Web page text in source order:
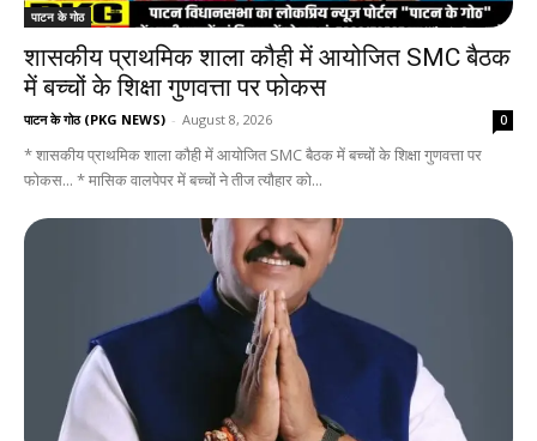
पाटन के गोठ
शासकीय प्राथमिक शाला कौही में आयोजित SMC बैठक
में बच्चों के शिक्षा गुणवत्ता पर फोकस
पाटन के गोठ (PKG NEWS) - August 8, 2026 0
* शासकीय प्राथमिक शाला कौही में आयोजित SMC बैठक में बच्चों के शिक्षा गुणवत्ता पर
फोकस... * मासिक वालपेपर में बच्चों ने तीज त्यौहार को...